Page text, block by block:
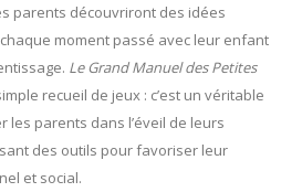
parents découvriront des idées
moment passé avec leur enfant
Le Grand Manuel des Petites
recueil de jeux : c’est un véritable
les parents dans l’éveil de leurs
des outils pour favoriser leur
et social.